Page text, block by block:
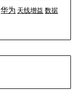
华为 天线增益 数据